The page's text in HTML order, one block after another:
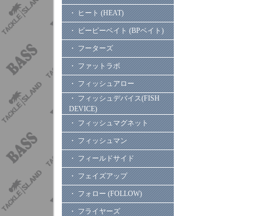
・ ヒート (HEAT)
・ ビーピーベイト (BPベイト)
・ フーターズ
・ ファットラボ
・ フィッシュアロー
・ フィッシュデバイス(FISH
DEVICE)
・ フィッシュマグネット
・ フィッシュマン
・ フィールドサイド
・ フェイズアップ
・ フォロー (FOLLOW)
・ フライヤーズ